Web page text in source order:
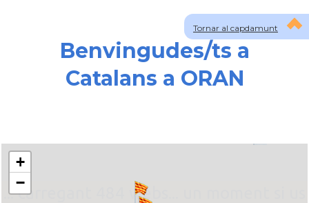
Tornar al capdamunt
Benvingudes/ts a
Catalans a ORAN
... carregant 484 webs... un moment si us
+
−